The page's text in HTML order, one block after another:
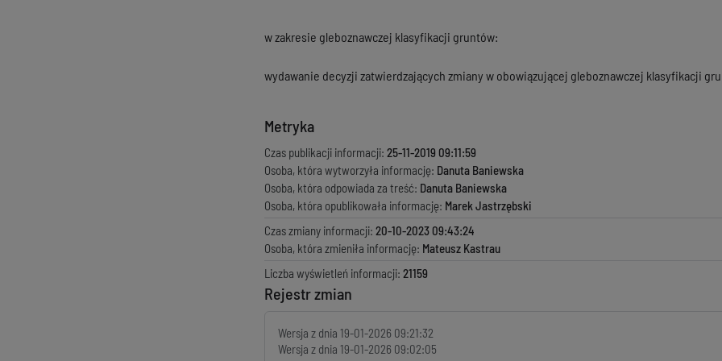
w zakresie gleboznawczej klasyfikacji gruntów:
wydawanie decyzji zatwierdzających zmiany w obowiązującej gleboznawczej klasyfikacji
Metryka
Czas publikacji informacji: 25-11-2019 09:11:59
Osoba, która wytworzyła informację: Danuta Baniewska
Osoba, która odpowiada za treść: Danuta Baniewska
Osoba, która opublikowała informację: Marek Jastrzębski
Czas zmiany informacji: 20-10-2023 09:43:24
Osoba, która zmieniła informację: Mateusz Kastrau
Liczba wyświetleń informacji: 21159
Rejestr zmian
Wersja z dnia 19-01-2026 09:21:32
Wersja z dnia 19-01-2026 09:02:05